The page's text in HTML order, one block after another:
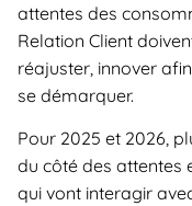
attentes des
Relation Client
réajuster, innover
se démarquer.
Pour 2025 et 2026,
du côté des attentes
qui vont interagir